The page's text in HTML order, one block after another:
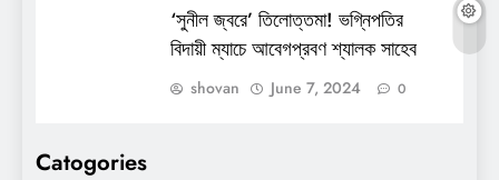
‘সুনীল জ্বরে’ তিলোত্তমা! ভগ্নিপতির
বিদায়ী ম্যাচে আবেগপ্রবণ শ্যালক সাহেব
shovan June 7, 2024 0
Catogories